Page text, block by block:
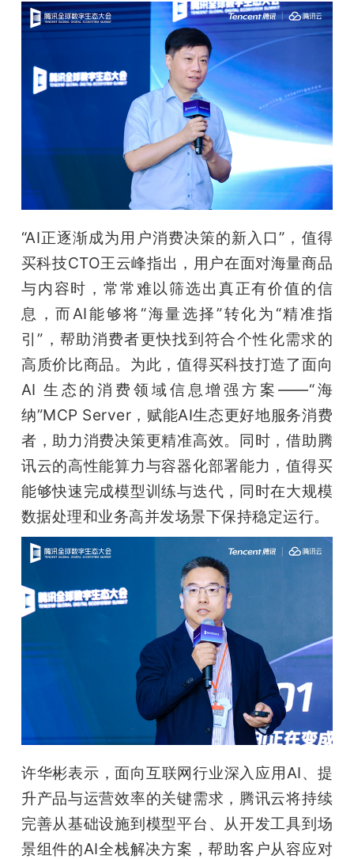
“AI正逐渐成为用户消费决策的新入口”，值得
买科技CTO王云峰指出，用户在面对海量商品
与内容时，常常难以筛选出真正有价值的信
息，而AI能够将“海量选择”转化为“精准指
引”，帮助消费者更快找到符合个性化需求的
高质价比商品。为此，值得买科技打造了面向
AI 生态的消费领域信息增强方案——“海
纳”MCP Server，赋能AI生态更好地服务消费
者，助力消费决策更精准高效。同时，借助腾
讯云的高性能算力与容器化部署能力，值得买
能够快速完成模型训练与迭代，同时在大规模
数据处理和业务高并发场景下保持稳定运行。
许华彬表示，面向互联网行业深入应用AI、提
升产品与运营效率的关键需求，腾讯云将持续
完善从基础设施到模型平台、从开发工具到场
景组件的AI全栈解决方案，帮助客户从容应对